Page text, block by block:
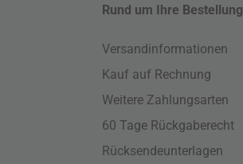
Rund um Ihre Bestellung
Versandinformationen
Kauf auf Rechnung
Weitere Zahlungsarten
60 Tage Rückgaberecht
Rücksendeunterlagen